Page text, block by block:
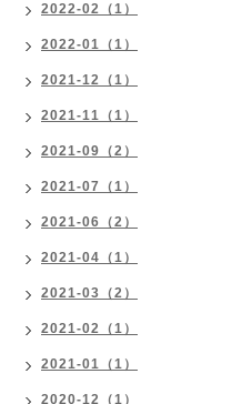
2022-02（1）
2022-01（1）
2021-12（1）
2021-11（1）
2021-09（2）
2021-07（1）
2021-06（2）
2021-04（1）
2021-03（2）
2021-02（1）
2021-01（1）
2020-12（1）